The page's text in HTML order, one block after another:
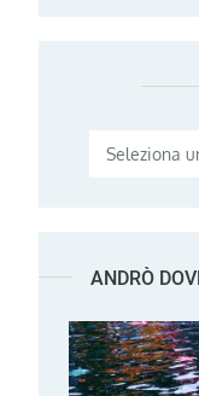
Categorie
ANDRÒ